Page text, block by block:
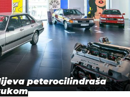
peterocilindraša